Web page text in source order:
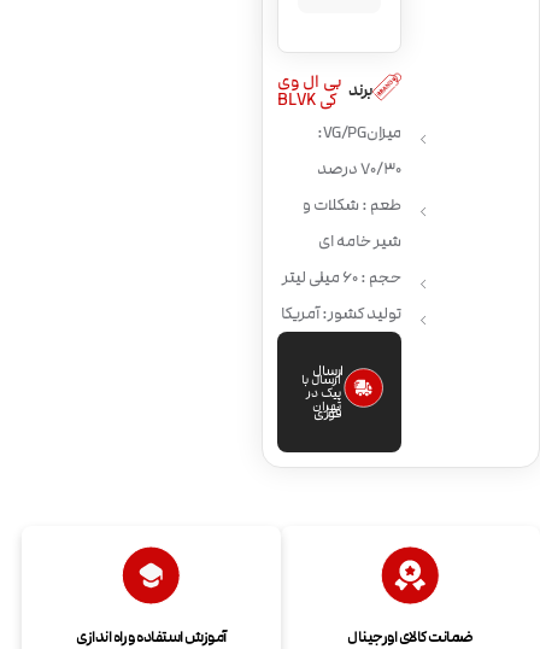
برند بی ال وی
کی BLVK
میزان VG/PG:
70/30 درصد
طعم : شکلات و
شیر خامه ای
حجم : 60 میلی لیتر
تولید کشور: آمریکا
ارسال
فوری
ارسال با
پیک در
تهران
ضمانت کالای اورجینال آموزش استفاده و راه اندازی